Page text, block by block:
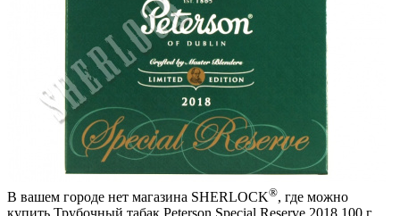
В вашем городе нет магазина SHERLOCK®, где можно